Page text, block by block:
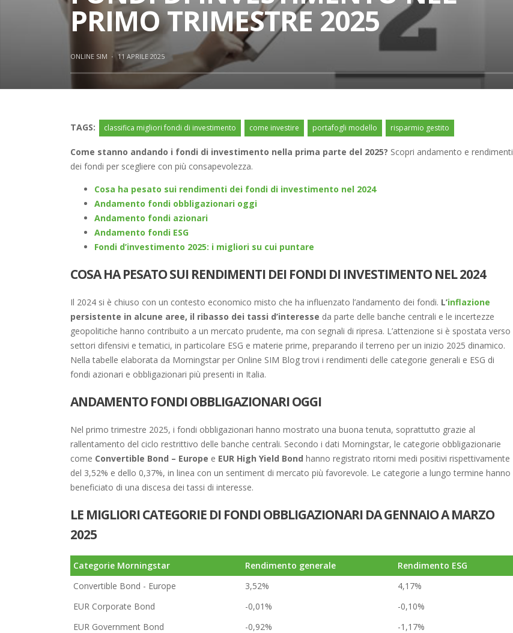
PRIMO TRIMESTRE 2025
ONLINE SIM · 11 APRILE 2025
TAGS: classifica migliori fondi di investimento come investire portafogli modello risparmio gestito
Come stanno andando i fondi di investimento nella prima parte del 2025? Scopri andamento e rendimenti
dei fondi per scegliere con più consapevolezza.
Cosa ha pesato sui rendimenti dei fondi di investimento nel 2024
Andamento fondi obbligazionari oggi
Andamento fondi azionari
Andamento fondi ESG
Fondi d’investimento 2025: i migliori su cui puntare
COSA HA PESATO SUI RENDIMENTI DEI FONDI DI INVESTIMENTO NEL 2024
Il 2024 si è chiuso con un contesto economico misto che ha influenzato l’andamento dei fondi. L’inflazione
persistente in alcune aree, il ribasso dei tassi d’interesse da parte delle banche centrali e le incertezze
geopolitiche hanno contribuito a un mercato prudente, ma con segnali di ripresa. L’attenzione si è spostata verso
settori difensivi e tematici, in particolare ESG e materie prime, preparando il terreno per un inizio 2025 dinamico.
Nella tabelle elaborata da Morningstar per Online SIM Blog trovi i rendimenti delle categorie generali e ESG di
fondi azionari e obbligazionari più presenti in Italia.
ANDAMENTO FONDI OBBLIGAZIONARI OGGI
Nel primo trimestre 2025, i fondi obbligazionari hanno mostrato una buona tenuta, soprattutto grazie al
rallentamento del ciclo restrittivo delle banche centrali. Secondo i dati Morningstar, le categorie obbligazionarie
come Convertible Bond – Europe e EUR High Yield Bond hanno registrato ritorni medi positivi rispettivamente
del 3,52% e dello 0,37%, in linea con un sentiment di mercato più favorevole. Le categorie a lungo termine hanno
beneficiato di una discesa dei tassi di interesse.
LE MIGLIORI CATEGORIE DI FONDI OBBLIGAZIONARI DA GENNAIO A MARZO
2025
Categorie Morningstar Rendimento generale
Rendimento ESG
Convertible Bond - Europe
3,52%
4,17%
EUR Corporate Bond
-0,01%
-0,10%
EUR Government Bond
-0,92%
-1,17%